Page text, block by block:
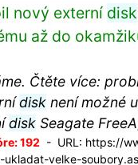
nový externí disk
až do
Čtěte více:
disknení možné
diskSeagate
192- URL: https://
velke-